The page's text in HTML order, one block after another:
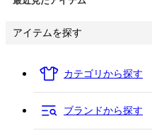
アイテムを探す
カテゴリから探す
ブランドから探す